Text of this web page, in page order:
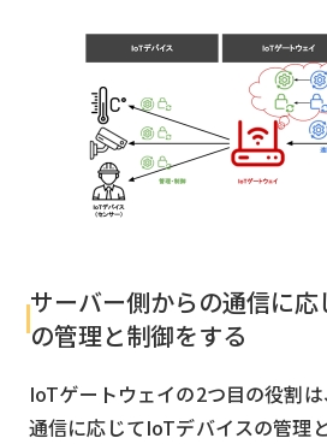
サーバー側からの通信に
の管理と制御をする
IoTゲートウェイの2つ目の役割
通信に応じてIoTデバイスの管理